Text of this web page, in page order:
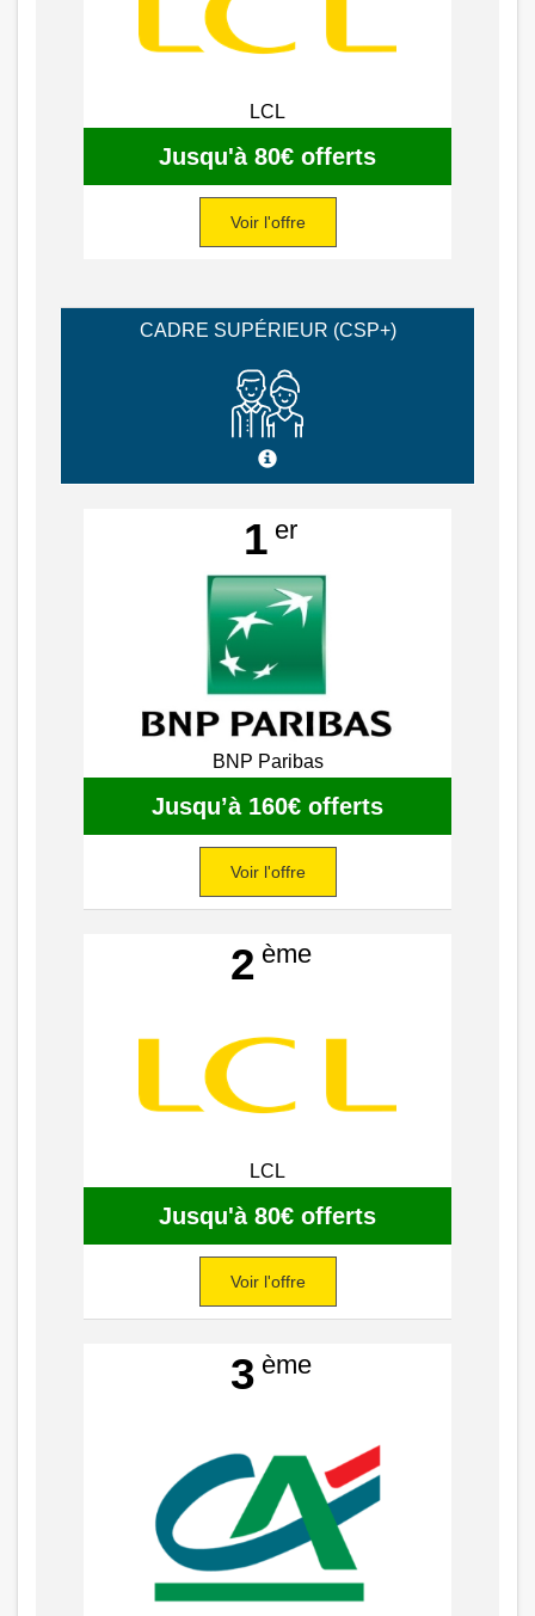
LCL
Jusqu'à 80€ offerts
Voir l'offre
CADRE SUPÉRIEUR (CSP+)
1er
BNP Paribas
Jusqu’à 160€ offerts
Voir l'offre
2ème
LCL
Jusqu'à 80€ offerts
Voir l'offre
3ème